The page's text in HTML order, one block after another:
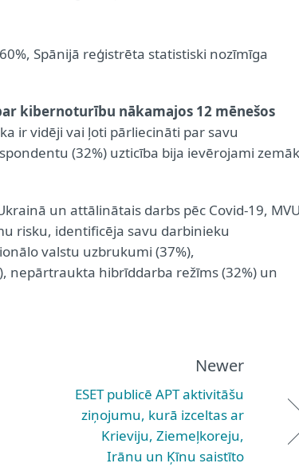
Spānijā reģistrēta statistiski nozīmīga
kibernoturību nākamajos 12 mēnešos
ir vidēji vai ļoti pārliecināti par savu
(32%) uzticība bija ievērojami
un attālinātais darbs pēc Covid-19,
risku, identificēja savu darbinieku
valstu uzbrukumi (37%),
nepārtraukta hibrīddarba režīms (32%) un
Newer
ESET publicē APT aktivitāšu
ziņojumu, kurā izceltas ar
Krieviju, Ziemeļkoreju,
Irānu un Ķīnu saistīto